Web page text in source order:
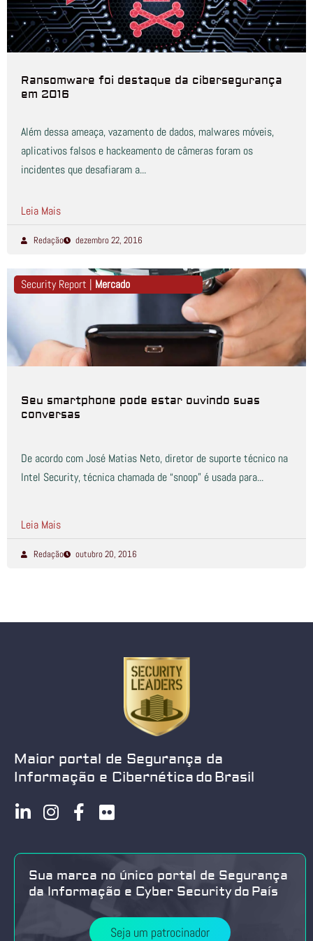
Ransomware foi destaque da cibersegurança
em 2016
Além dessa ameaça, vazamento de dados, malwares móveis,
aplicativos falsos e hackeamento de câmeras foram os
incidentes que desafiaram a...
Leia Mais
Redação dezembro 22, 2016
Security Report | Mercado
Seu smartphone pode estar ouvindo suas
conversas
De acordo com José Matias Neto, diretor de suporte técnico na
Intel Security, técnica chamada de “snoop” é usada para...
Leia Mais
Redação outubro 20, 2016
Maior portal de Segurança da
Informação e Cibernética do Brasil
Sua marca no único portal de Segurança
da Informação e Cyber Security do País
Seja um patrocinador